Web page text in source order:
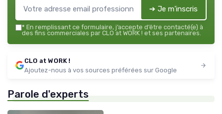
➔ Je m'inscris
* En remplissant ce formulaire, j’accepte d’être contacté(e) à
des fins commerciales par CLO at WORK ! et ses partenaires.
CLO at WORK !
Ajoutez-nous à vos sources préférées sur Google
Parole d'experts